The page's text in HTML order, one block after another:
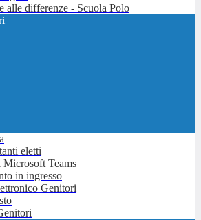
alle differenze - Scuola Polo
eletti
Microsoft Teams
in ingresso
Genitori